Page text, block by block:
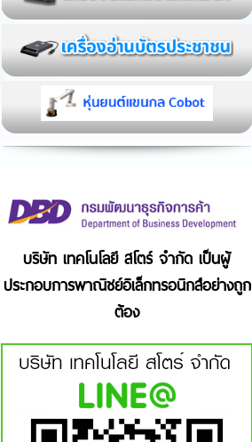
บริษัท เทคโนโลยี สโตร์ จำกัด เป็นผู้
ประกอบการพาณิชย์อิเล็กทรอนิกส์อย่างถูก
ต้อง